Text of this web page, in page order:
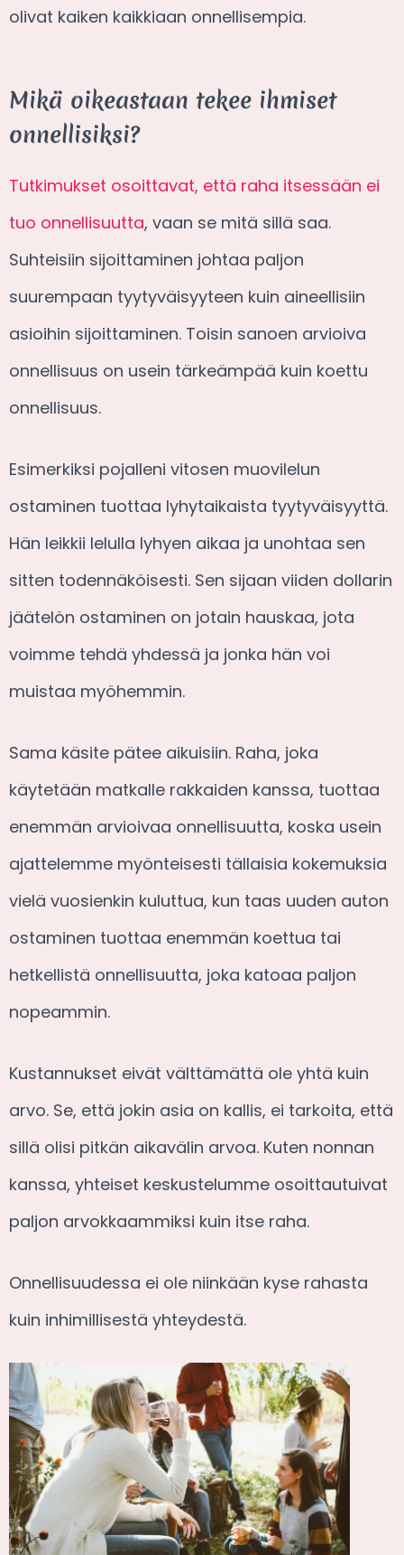
olivat kaiken kaikkiaan onnellisempia.
Mikä oikeastaan tekee ihmiset
onnellisiksi?
Tutkimukset osoittavat, että raha itsessään ei
tuo onnellisuutta, vaan se mitä sillä saa.
Suhteisiin sijoittaminen johtaa paljon
suurempaan tyytyväisyyteen kuin aineellisiin
asioihin sijoittaminen. Toisin sanoen arvioiva
onnellisuus on usein tärkeämpää kuin koettu
onnellisuus.
Esimerkiksi pojalleni vitosen muovilelun
ostaminen tuottaa lyhytaikaista tyytyväisyyttä.
Hän leikkii lelulla lyhyen aikaa ja unohtaa sen
sitten todennäköisesti. Sen sijaan viiden dollarin
jäätelön ostaminen on jotain hauskaa, jota
voimme tehdä yhdessä ja jonka hän voi
muistaa myöhemmin.
Sama käsite pätee aikuisiin. Raha, joka
käytetään matkalle rakkaiden kanssa, tuottaa
enemmän arvioivaa onnellisuutta, koska usein
ajattelemme myönteisesti tällaisia kokemuksia
vielä vuosienkin kuluttua, kun taas uuden auton
ostaminen tuottaa enemmän koettua tai
hetkellistä onnellisuutta, joka katoaa paljon
nopeammin.
Kustannukset eivät välttämättä ole yhtä kuin
arvo. Se, että jokin asia on kallis, ei tarkoita, että
sillä olisi pitkän aikavälin arvoa. Kuten nonnan
kanssa, yhteiset keskustelumme osoittautuivat
paljon arvokkaammiksi kuin itse raha.
Onnellisuudessa ei ole niinkään kyse rahasta
kuin inhimillisestä yhteydestä.